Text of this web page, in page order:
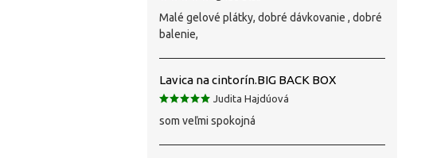
Malé gelové plátky, dobré dávkovanie , dobré
balenie,
Lavica na cintorín.BIG BACK BOX
Judita Hajdúová
som veľmi spokojná